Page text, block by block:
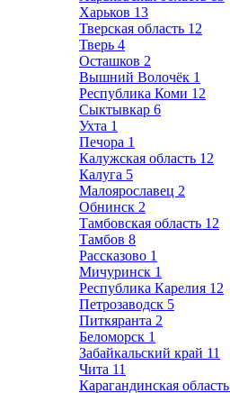
Харьков 13
Тверская область 12
Тверь 4
Осташков 2
Вышний Волочёк 1
Республика Коми 12
Сыктывкар 6
Ухта 1
Печора 1
Калужская область 12
Калуга 5
Малоярославец 2
Обнинск 2
Тамбовская область 12
Тамбов 8
Рассказово 1
Мичуринск 1
Республика Карелия 12
Петрозаводск 5
Питкяранта 2
Беломорск 1
Забайкальский край 11
Чита 11
Карагандинская область